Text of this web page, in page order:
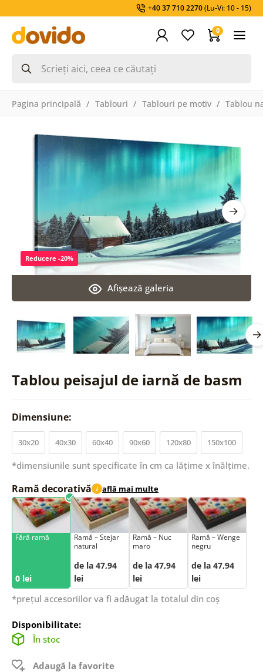
+40 37 710 2270(Lu-Vi: 10 - 15)
0
Pagina principală Tablouri Tablouri pe motiv Tablou
Tablou peisajul de iarnă de basm
Afişează galeria
Reducere -20%
Dimensiune:
30x20 40x30 60x40 90x60 120x80 150x100
*dimensiunile sunt specificate în cm ca lățime x înălțime.
Ramă decorativă i află mai multe
Fără ramă
0 lei
Ramă – Stejar
natural
de la 47,94
lei
Ramă – Nuc
maro
de la 47,94
lei
Ramă – Wenge
negru
de la 47,94
lei
*prețul accesoriilor va fi adăugat la totalul din coș
Disponibilitate:
În stoc
Adaugă la favorite